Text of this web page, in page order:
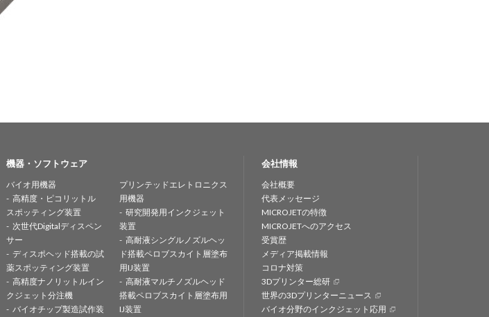
機器・ソフトウェア
バイオ用機器
高精度・ピコリットル
スポッティング装置
次世代Digitalディスペン
サー
ディスポヘッド搭載の試
薬スポッティング装置
高精度ナノリットルイン
クジェット分注機
バイオチップ製造試作装
プリンテッドエレトロニクス
用機器
研究開発用インクジェット
装置
高耐液シングルノズルヘッ
ド搭載ペロブスカイト層塗布
用IJ装置
高耐液マルチノズルヘッド
搭載ペロブスカイト層塗布用
IJ装置
会社情報
会社概要
代表メッセージ
MICROJETの特徴
MICROJETへのアクセス
受賞歴
メディア掲載情報
コロナ対策
3Dプリンター総研
世界の3Dプリンターニュース
バイオ分野のインクジェット応用